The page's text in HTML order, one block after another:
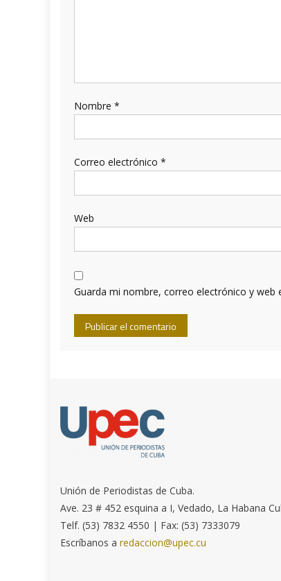
Nombre *
Correo electrónico *
Web
Guarda mi nombre, correo electrónico y web
Unión de Periodistas de Cuba.
Ave. 23 # 452 esquina a I, Vedado, La Habana
Telf. (53) 7832 4550 | Fax: (53) 7333079
Escríbanos aredaccion@upec.cu